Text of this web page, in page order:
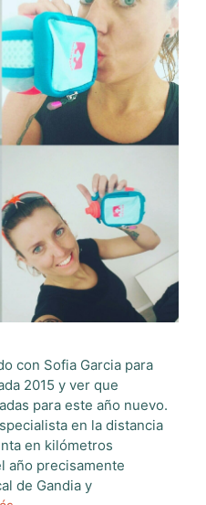
con Sofia Garcia para
2015 y ver que
para este año nuevo.
en la distancia
en kilómetros
año precisamente
de Gandia y